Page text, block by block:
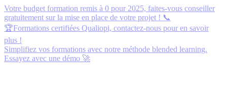
Votre budget formation remis à 0 pour 2025, faites-vous conseiller
gratuitement sur la mise en place de votre projet ! 📞
🏆Formations certifiées Qualiopi, contactez-nous pour en savoir
plus !
Simplifiez vos formations avec notre méthode blended learning.
Essayez avec une démo 🚀